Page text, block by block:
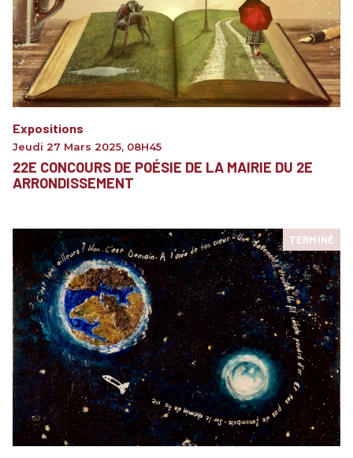
Expositions
Jeudi 27 Mars 2025, 08H45
22E CONCOURS DE POÉSIE DE LA MAIRIE DU 2E
ARRONDISSEMENT
TERMINÉ